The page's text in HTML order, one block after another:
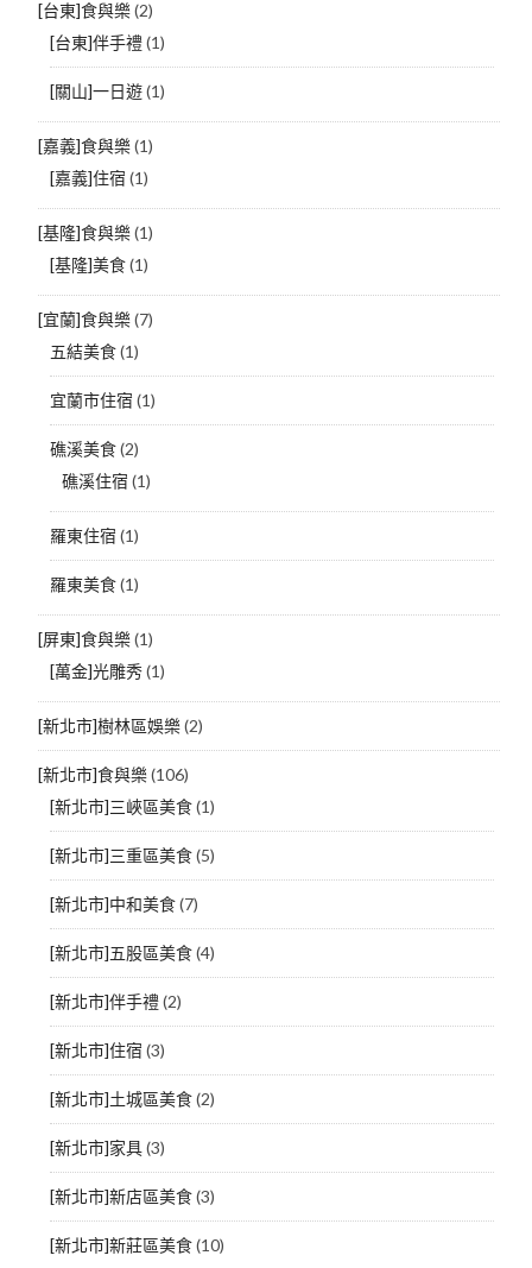
[台東]食與樂(2)
[台東]伴手禮(1)
[關山]一日遊(1)
[嘉義]食與樂(1)
[嘉義]住宿 (1)
[基隆]食與樂(1)
[基隆]美食(1)
[宜蘭]食與樂(7)
五結美食(1)
宜蘭市住宿 (1)
礁溪美食(2)
礁溪住宿 (1)
羅東住宿 (1)
羅東美食(1)
[屏東]食與樂(1)
[萬金]光雕秀(1)
[新北市]樹林區娛樂(2)
[新北市]食與樂(106)
[新北市]三峽區美食(1)
[新北市]三重區美食(5)
[新北市]中和美食(7)
[新北市]五股區美食(4)
[新北市]伴手禮(2)
[新北市]住宿 (3)
[新北市]土城區美食(2)
[新北市]家具(3)
[新北市]新店區美食(3)
[新北市]新莊區美食(10)